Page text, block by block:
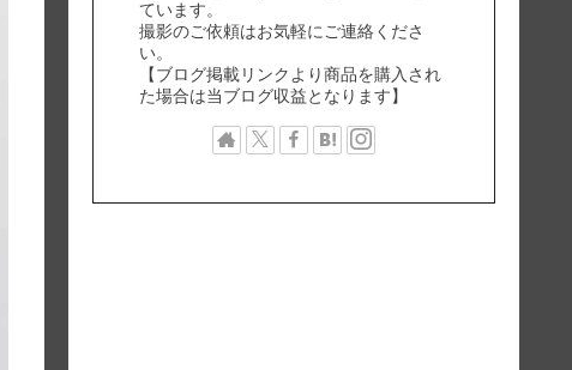
ています。
撮影のご依頼はお気軽にご連絡くださ
い。
【ブログ掲載リンクより商品を購入され
た場合は当ブログ収益となります】